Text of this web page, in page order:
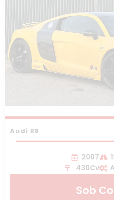
Audi R8
2007
430Cv
Sob